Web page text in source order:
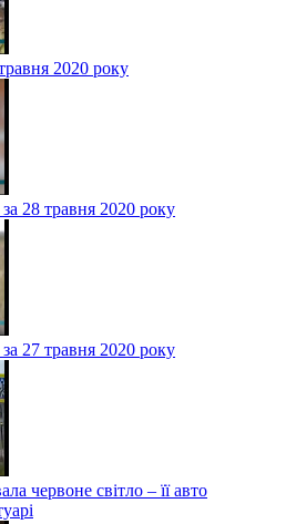
2020 року
за 28 травня 2020 року
за 27 травня 2020 року
червоне світло – її авто